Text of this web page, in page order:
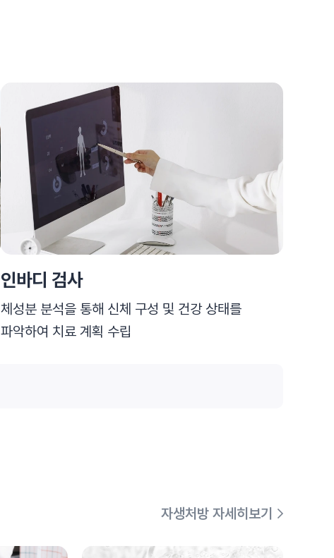
인바디 검사
체성분 분석을 통해 신체 구성 및 건강 상태를
파악하여 치료 계획 수립
자생처방 자세히보기